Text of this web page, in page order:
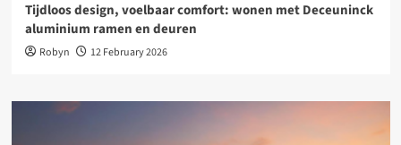
Tijdloos design, voelbaar comfort: wonen met Deceuninck
aluminium ramen en deuren
Robyn 12 February 2026